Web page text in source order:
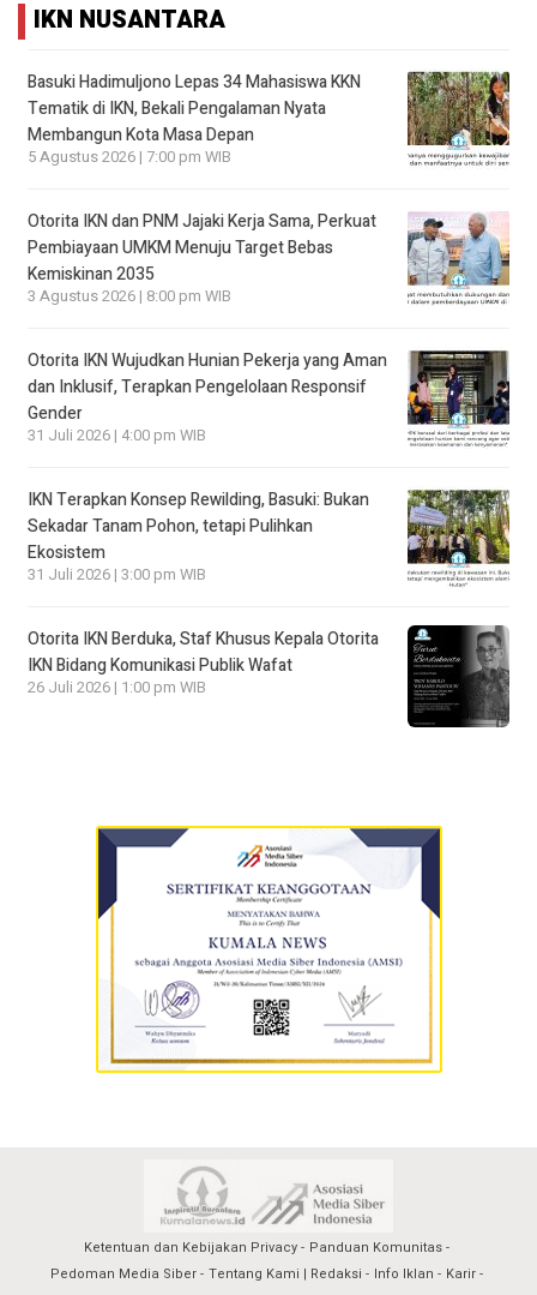
IKN NUSANTARA
Basuki Hadimuljono Lepas 34 Mahasiswa KKN
Tematik di IKN, Bekali Pengalaman Nyata
Membangun Kota Masa Depan
5 Agustus 2026 | 7:00 pm WIB
Otorita IKN dan PNM Jajaki Kerja Sama, Perkuat
Pembiayaan UMKM Menuju Target Bebas
Kemiskinan 2035
3 Agustus 2026 | 8:00 pm WIB
Otorita IKN Wujudkan Hunian Pekerja yang Aman
dan Inklusif, Terapkan Pengelolaan Responsif
Gender
31 Juli 2026 | 4:00 pm WIB
IKN Terapkan Konsep Rewilding, Basuki: Bukan
Sekadar Tanam Pohon, tetapi Pulihkan
Ekosistem
31 Juli 2026 | 3:00 pm WIB
Otorita IKN Berduka, Staf Khusus Kepala Otorita
IKN Bidang Komunikasi Publik Wafat
26 Juli 2026 | 1:00 pm WIB
Ketentuan dan Kebijakan Privacy
Panduan Komunitas
Pedoman Media Siber
Tentang Kami | Redaksi Info Iklan
Karir